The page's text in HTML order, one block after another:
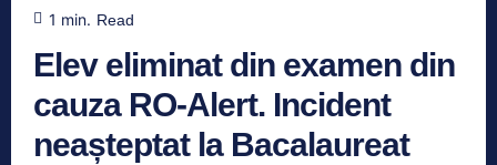
1 min. Read
Elev eliminat din examen din
cauza RO-Alert. Incident
neașteptat la Bacalaureat